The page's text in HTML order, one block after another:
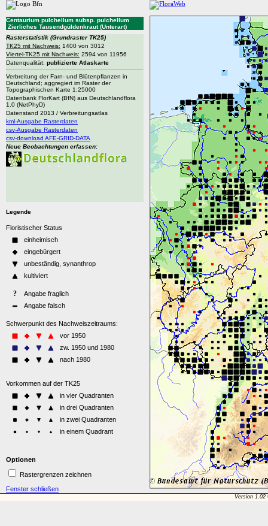
Centaurium pulchellum subsp. pulchellum
Zierliches Tausendgüldenkraut (Unterart)
Rasterstatistik (Grundraster TK25)
TK25 mit Nachweis: 1400 von 3012
Viertel-TK25 mit Nachweis: 2594 von 11956
Datenqualität: publizierte Atlaskarte
Verbreitung der Farn- und Blütenpflanzen in
Deutschland; aggregiert im Raster der
Topographischen Karte 1:25000
Datenbank FlorKart (BfN) aus Deutschlandflora
1.0 (NetPhyD)
Datenstand 2013 / Verbreitungsatlas
kml-Ausgabe Rasterdaten
csv-Ausgabe Rasterdaten
csv-download AFE-GRID-DATA
Neue Beobachtungen erfassen:
Legende
Optionen
Rastergrenzen zeichnen
Fenster schließen
Version